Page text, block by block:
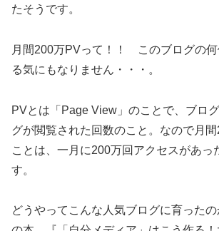
たそうです。
月間200万PVって！！ このブログの何
る気にもなりません・・・。
PVとは「Page View」のことで、ブロ
グが閲覧された回数のこと。なので月
ことは、一月に200万回アクセスがあっ
す。
どうやってこんな人気ブログに育った